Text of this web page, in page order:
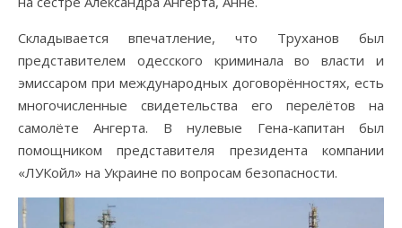
Складывается впечатление, что Труханов был
представителем одесского криминала во власти и
эмиссаром при международных договорённостях, есть
многочисленные свидетельства его перелётов на
самолёте Ангерта. В нулевые Гена-капитан был
помощником представителя президента компании
«ЛУКойл» на Украине по вопросам безопасности.